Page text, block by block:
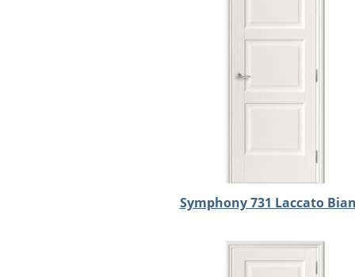
Symphony 731 Laccato